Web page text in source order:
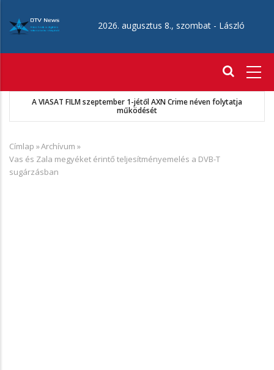
tartalomra
2026. augusztus 8., szombat - László
A VIASAT FILM szeptember 1-jétől AXN Crime néven folytatja
működését
Morzsa
Címlap »Archívum »
Vas és Zala megyéket érintő teljesítményemelés a DVB-T
sugárzásban